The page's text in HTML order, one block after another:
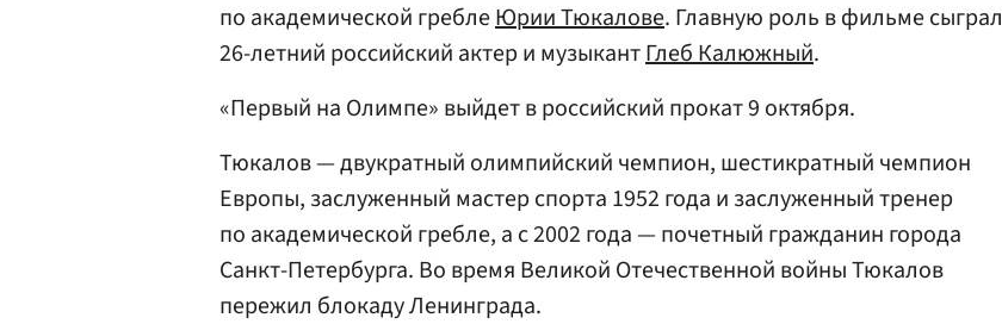
по академической греблеЮрии Тюкалове. Главную роль в фильме сыграл
26-летний российский актер и музыкантГлеб Калюжный.
«Первый на Олимпе» выйдет в российский прокат 9 октября.
Тюкалов — двукратный олимпийский чемпион, шестикратный чемпион
Европы, заслуженный мастер спорта 1952 года и заслуженный тренер
по академической гребле, а с 2002 года — почетный гражданин города
Санкт-Петербурга. Во время Великой Отечественной войны Тюкалов
пережил блокаду Ленинграда.